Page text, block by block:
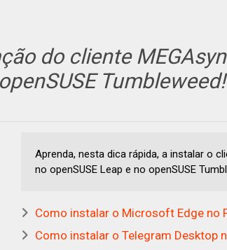
do cliente
Tumbleweed!
Aprenda, nesta dica rápida, a instalar o
no openSUSE Leap e no openSUSE
Como instalar o Microsoft Edge no
Como instalar o Telegram Desktop